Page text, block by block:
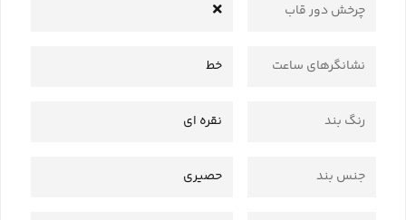
چرخش دور قاب
نشانگرهای ساعت خط
رنگ بند نقره ای
جنس بند حصیری